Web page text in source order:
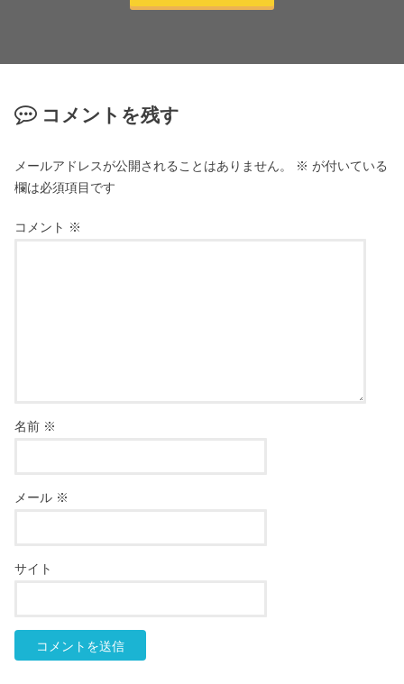
コメントを残す
メールアドレスが公開されることはありません。 ※ が付いている
欄は必須項目です
コメント ※
名前 ※
メール ※
サイト